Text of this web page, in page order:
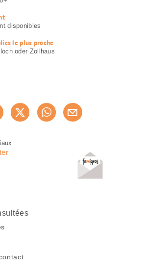
disponibles
le plus proche
oder Zollhaus
Recommander maintenant